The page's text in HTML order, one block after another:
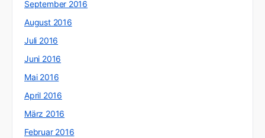
September 2016
August 2016
Juli 2016
Juni 2016
Mai 2016
April 2016
März 2016
Februar 2016